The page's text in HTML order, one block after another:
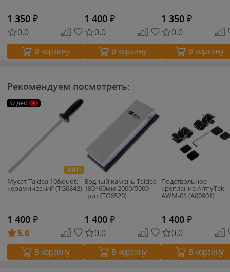
1 350 ₽
0.0
В корзину
1 400 ₽
0.0
В корзину
1 350 ₽
0.0
В корзину
Рекомендуем посмотреть:
Видео
ХИТ!
Мусат Taidea 10&quot;
керамический (TG0843)
1 400 ₽
5.0
В корзину
Водный камень Taidea
180*60мм 2000/5000
грит (TG6520)
1 400 ₽
0.0
В корзину
Подствольное
крепление ArmyTek
AWM-01 (A00901)
1 400 ₽
0.0
В корзину